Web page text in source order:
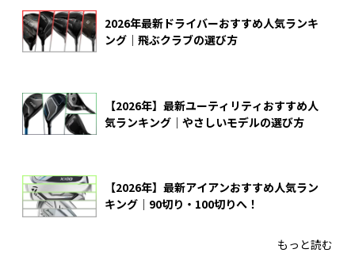
2026年最新ドライバーおすすめ人気ランキ
ング｜飛ぶクラブの選び方
【2026年】最新ユーティリティおすすめ人
気ランキング｜やさしいモデルの選び方
【2026年】最新アイアンおすすめ人気ラン
キング｜90切り・100切りへ！
もっと読む